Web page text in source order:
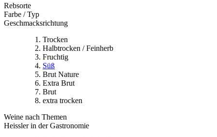
Rebsorte
Farbe / Typ
Geschmacksrichtung
Trocken
Halbtrocken / Feinherb
Fruchtig
Süß
Brut Nature
Extra Brut
Brut
extra trocken
Weine nach Themen
Heissler in der Gastronomie